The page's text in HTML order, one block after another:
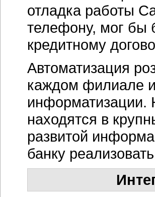
отладка работы
телефону, мог бы
кредитному
Автоматизация
каждом филиале
информатизации.
находятся в
развитой
банку